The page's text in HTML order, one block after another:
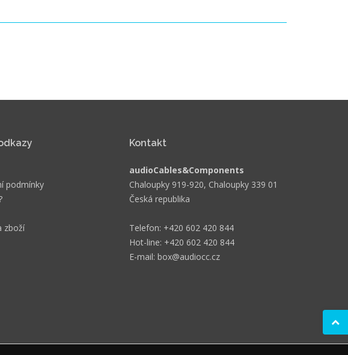
podmínky
zboží
Kontakt
audioCables&Components
Chaloupky 919-920, Chaloupky 339 01
Česká republika
Telefon: +420 602 420 844
Hot-line: +420 602 420 844
E-mail: box@audiocc.cz